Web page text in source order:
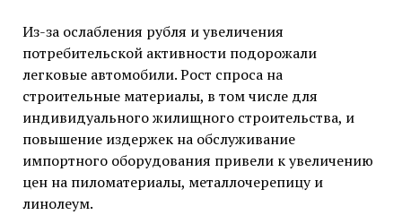
Из-за ослабления рубля и увеличения
потребительской активности подорожали
легковые автомобили. Рост спроса на
строительные материалы, в том числе для
индивидуального жилищного строительства, и
повышение издержек на обслуживание
импортного оборудования привели к увеличению
цен на пиломатериалы, металлочерепицу и
линолеум.